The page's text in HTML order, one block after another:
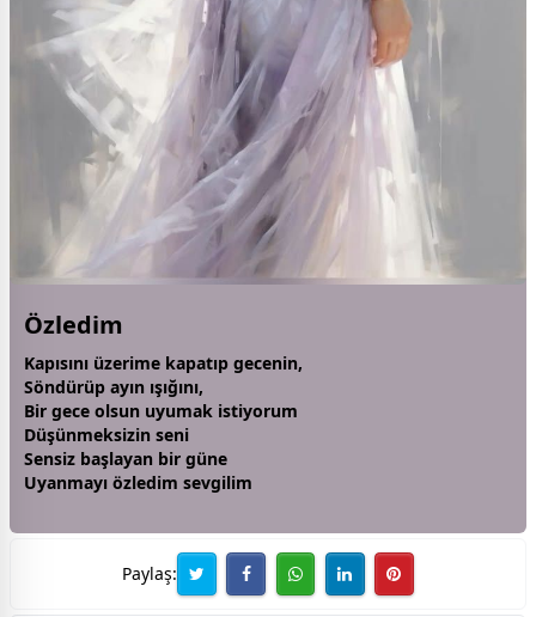
Özledim
Kapısını üzerime kapatıp gecenin,
Söndürüp ayın ışığını,
Bir gece olsun uyumak istiyorum
Düşünmeksizin seni
Sensiz başlayan bir güne
Uyanmayı özledim sevgilim
Paylaş: